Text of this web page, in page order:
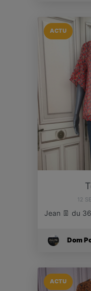
ACTU
12
Jean 👖 du
Dom
ACTU